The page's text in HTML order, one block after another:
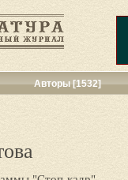
Авторы [1532]